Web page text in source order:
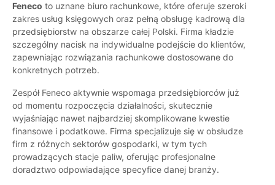
Feneco to uznane biuro rachunkowe, które oferuje szeroki
zakres usług księgowych oraz pełną obsługę kadrową dla
przedsiębiorstw na obszarze całej Polski. Firma kładzie
szczególny nacisk na indywidualne podejście do klientów,
zapewniając rozwiązania rachunkowe dostosowane do
konkretnych potrzeb.
Zespół Feneco aktywnie wspomaga przedsiębiorców już
od momentu rozpoczęcia działalności, skutecznie
wyjaśniając nawet najbardziej skomplikowane kwestie
finansowe i podatkowe. Firma specjalizuje się w obsłudze
firm z różnych sektorów gospodarki, w tym tych
prowadzących stacje paliw, oferując profesjonalne
doradztwo odpowiadające specyfice danej branży.